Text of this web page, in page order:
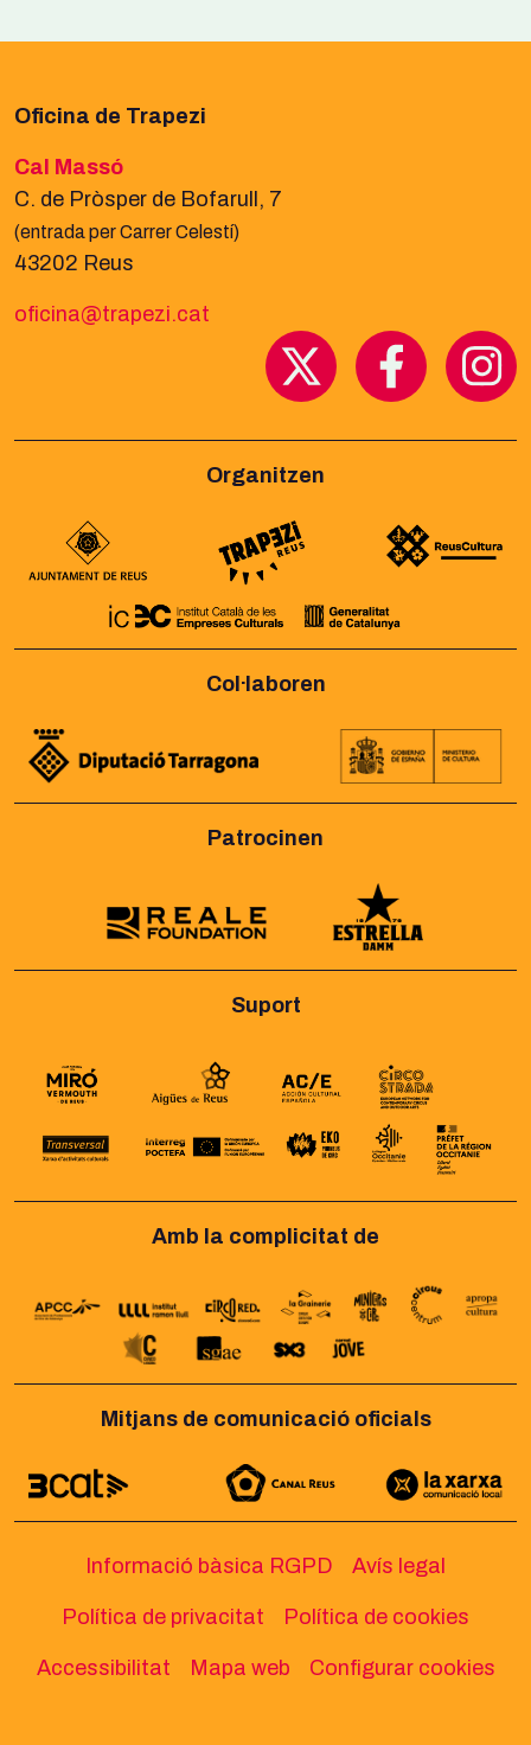
Oficina de Trapezi
Cal Massó
C. de Pròsper de Bofarull, 7
(entrada per Carrer Celestí)
43202 Reus
oficina@trapezi.cat
Organitzen
Col·laboren
Patrocinen
Suport
Amb la complicitat de
Mitjans de comunicació oficials
Informació bàsica RGPD Avís legal
Política de privacitat Política de cookies
Accessibilitat Mapa web Configurar cookies